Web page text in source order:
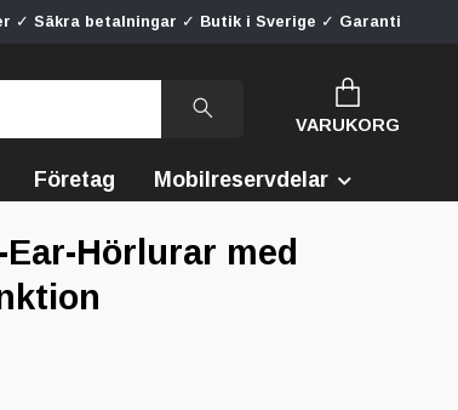
✓ Säkra betalningar ✓ Butik i Sverige ✓ Garanti
VARUKORG
Företag Mobilreservdelar
Hörlurar med